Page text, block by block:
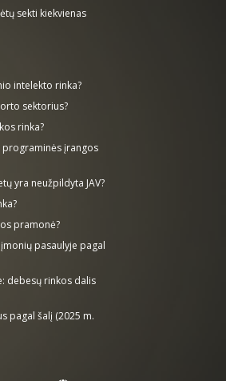
sekti kiekvienas
intelekto rinka?
sektorius?
rinka?
įrangos
yra neužpildyta JAV?
pramonė?
pasaulyje pagal
debesų rinkos dalis
pagal šalį (2025 m.